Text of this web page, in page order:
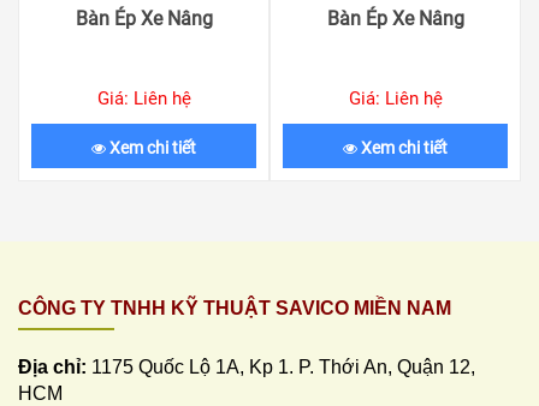
Bàn Ép Xe Nâng
Giá: Liên hệ
Xem chi tiết
Bàn Ép Xe Nâng
Giá: Liên hệ
Xem chi tiết
CÔNG TY TNHH KỸ THUẬT SAVICO MIỀN NAM
Địa chỉ: 1175 Quốc Lộ 1A, Kp 1. P. Thới An, Quận 12,
HCM